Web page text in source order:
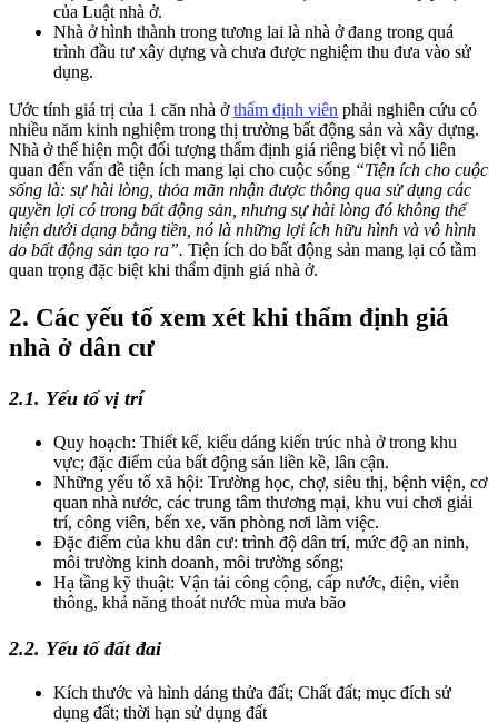
của Luật nhà ở.
Nhà ở hình thành trong tương lai là nhà ở đang trong quá
trình đầu tư xây dựng và chưa được nghiệm thu đưa vào sử
dụng.
Ước tính giá trị của 1 căn nhà ởthẩm định viên phải nghiên cứu có
nhiều năm kinh nghiệm trong thị trường bất động sản và xây dựng.
Nhà ở thể hiện một đối tượng thẩm định giá riêng biệt vì nó liên
quan đến vấn đề tiện ích mang lại cho cuộc sống “Tiện ích cho cuộc
sống là: sự hài lòng, thỏa mãn nhận được thông qua sử dụng các
quyền lợi có trong bất động sản, nhưng sự hài lòng đó không thể
hiện dưới dạng bằng tiền, nó là những lợi ích hữu hình và vô hình
do bất động sản tạo ra”. Tiện ích do bất động sản mang lại có tầm
quan trọng đặc biệt khi thẩm định giá nhà ở.
2. Các yếu tố xem xét khi thẩm định giá
nhà ở dân cư
2.1. Yếu tố vị trí
Quy hoạch: Thiết kế, kiểu dáng kiến trúc nhà ở trong khu
vực; đặc điểm của bất động sản liền kề, lân cận.
Những yếu tố xã hội: Trường học, chợ, siêu thị, bệnh viện, cơ
quan nhà nước, các trung tâm thương mại, khu vui chơi giải
trí, công viên, bến xe, văn phòng nơi làm việc.
Đặc điểm của khu dân cư: trình độ dân trí, mức độ an ninh,
môi trường kinh doanh, môi trường sống;
Hạ tầng kỹ thuật: Vận tải công cộng, cấp nước, điện, viễn
thông, khả năng thoát nước mùa mưa bão
2.2. Yếu tố đất đai
Kích thước và hình dáng thửa đất; Chất đất; mục đích sử
dụng đất; thời hạn sử dụng đất